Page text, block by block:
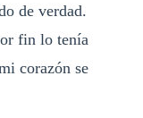
de verdad.
fin lo tenía
corazón se